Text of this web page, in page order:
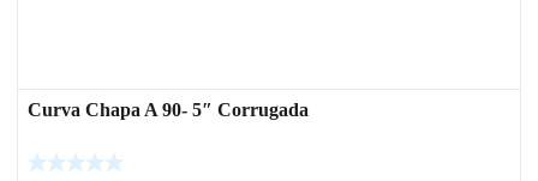
Curva Chapa A 90- 5″ Corrugada